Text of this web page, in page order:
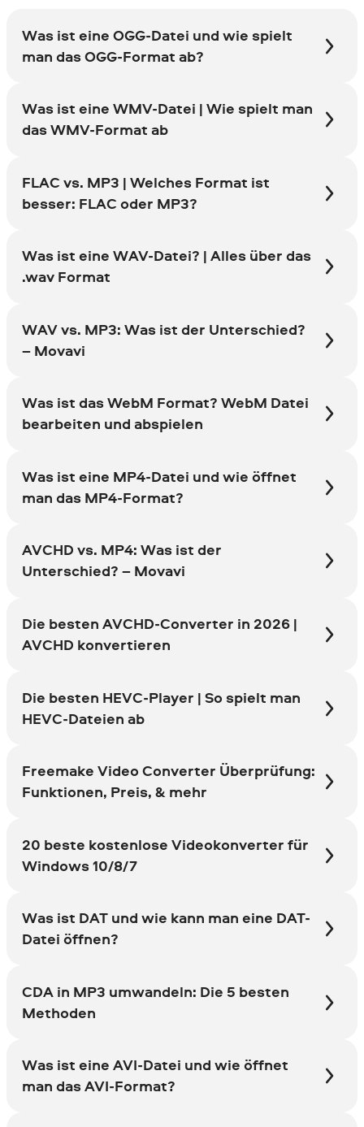
Was ist eine OGG-Datei und wie spielt
man das OGG-Format ab?
Was ist eine WMV-Datei | Wie spielt man
das WMV-Format ab
FLAC vs. MP3 | Welches Format ist
besser: FLAC oder MP3?
Was ist eine WAV-Datei? | Alles über das
.wav Format
WAV vs. MP3: Was ist der Unterschied?
– Movavi
Was ist das WebM Format? WebM Datei
bearbeiten und abspielen
Was ist eine MP4-Datei und wie öffnet
man das MP4-Format?
AVCHD vs. MP4: Was ist der
Unterschied? – Movavi
Die besten AVCHD-Converter in 2026 |
AVCHD konvertieren
Die besten HEVC-Player | So spielt man
HEVC-Dateien ab
Freemake Video Converter Überprüfung:
Funktionen, Preis, & mehr
20 beste kostenlose Videokonverter für
Windows 10/8/7
Was ist DAT und wie kann man eine DAT-
Datei öffnen?
CDA in MP3 umwandeln: Die 5 besten
Methoden
Was ist eine AVI-Datei und wie öffnet
man das AVI-Format?